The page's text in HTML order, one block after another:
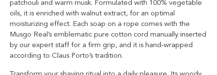
patchouli and warm musk. Formulated with 100% vegetable
oils, it is enriched with walnut extract, for an optimal
moisturizing effect. Each soap on a rope comes with the
Musgo Real’s emblematic pure cotton cord manually inserted
by our expert staff for a firm grip, and it is hand-wrapped
according to Claus Porto’s tradition.